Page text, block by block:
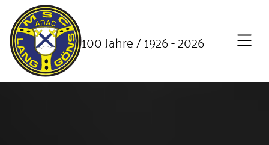
SKIP TO MAIN CONTENT
100 Jahre / 1926 - 2026